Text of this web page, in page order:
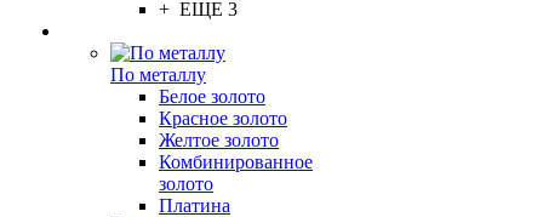
+ ЕЩЕ 3
По металлу
Белое золото
Красное золото
Желтое золото
Комбинированное
золото
Платина